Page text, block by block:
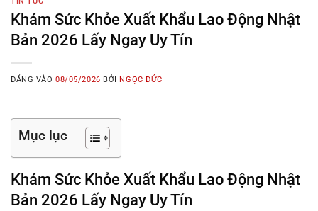
Khám Sức Khỏe Xuất Khẩu Lao Động Nhật
Bản 2026 Lấy Ngay Uy Tín
ĐĂNG VÀO08/05/2026 BỞINGỌC ĐỨC
Mục lục
Khám Sức Khỏe Xuất Khẩu Lao Động Nhật
Bản 2026 Lấy Ngay Uy Tín